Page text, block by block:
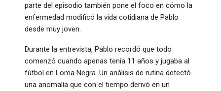
parte del episodio también pone el foco en cómo la
enfermedad modificó la vida cotidiana de Pablo
desde muy joven.
Durante la entrevista, Pablo recordó que todo
comenzó cuando apenas tenía 11 años y jugaba al
fútbol en Loma Negra. Un análisis de rutina detectó
una anomalía que con el tiempo derivó en un